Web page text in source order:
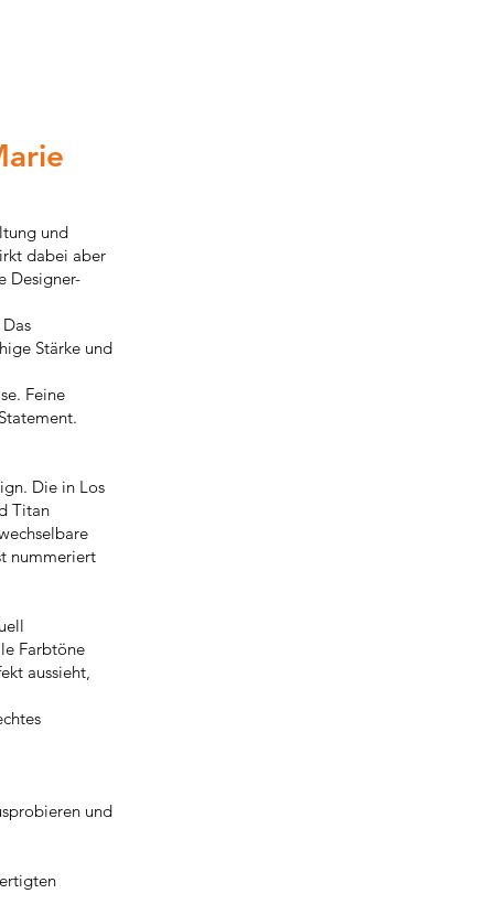
und
dabei aber
Designer-
Stärke und
Feine
Die in Los
Titan
nummeriert
Farbtöne
aussieht,
und